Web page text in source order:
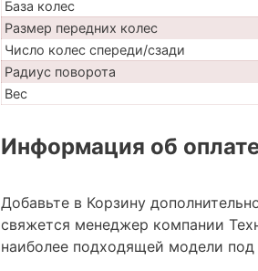
База колес
Размер передних колес
Число колес спереди/сзади
Радиус поворота
Вес
Информация об
Добавьте в Корзину
свяжется менеджер компании
наиболее подходящей модели под